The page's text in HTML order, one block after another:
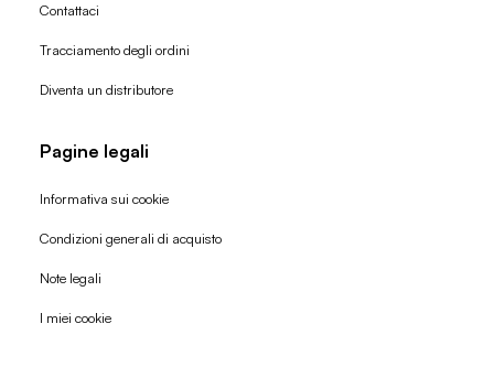
Contattaci
Tracciamento degli ordini
Diventa un distributore
Pagine legali
Informativa sui cookie
Condizioni generali di acquisto
Note legali
I miei cookie
Politica di rimborso